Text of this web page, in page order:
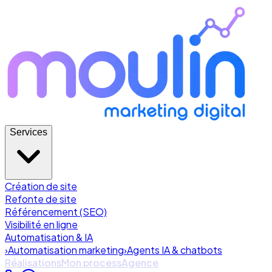
Services
Création de site
Refonte de site
Référencement (SEO)
Visibilité en ligne
Automatisation & IA
›Automatisation marketing›Agents IA & chatbots
RéalisationsMon processAgence